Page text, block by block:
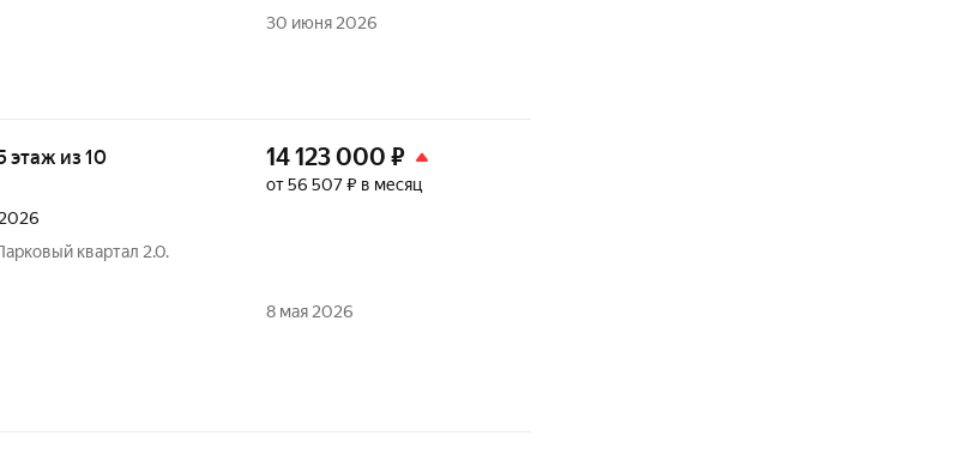
Здесь есть
30 июня 2026
этаж из 10
квартал 2.0.
14 123 000 ₽
от 56 507 ₽ в месяц
8 мая 2026